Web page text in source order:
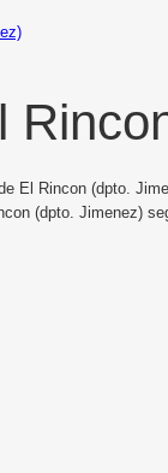
El Rincon (dpto.
(dpto. Jimenez)